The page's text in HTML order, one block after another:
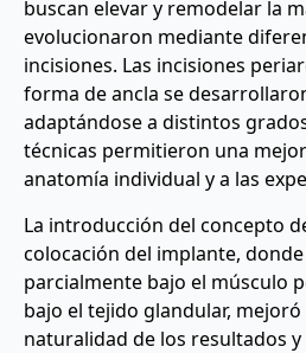
buscan elevar y remodelar la
evolucionaron mediante
incisiones. Las incisiones
forma de ancla se
adaptándose a distintos
técnicas permitieron una
anatomía individual y a las
La introducción del concepto
colocación del implante,
parcialmente bajo el músculo
bajo el tejido glandular,
naturalidad de los resultados